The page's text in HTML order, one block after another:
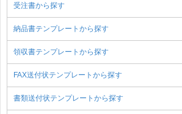
受注書から探す
納品書テンプレートから探す
領収書テンプレートから探す
FAX送付状テンプレートから探す
書類送付状テンプレートから探す